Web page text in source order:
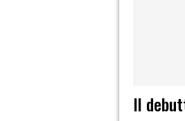
Il